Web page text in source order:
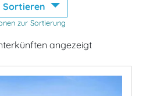
Sortieren
zur Sortierung
angezeigt